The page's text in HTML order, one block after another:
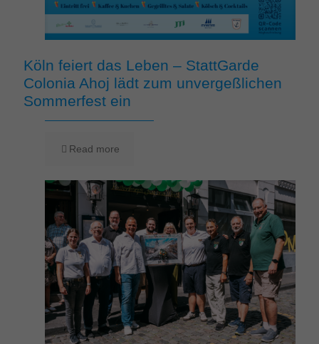
Köln feiert das Leben – StattGarde
Colonia Ahoj lädt zum unvergeßlichen
Sommerfest ein
Read more